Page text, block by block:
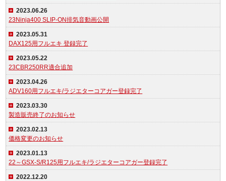
2023.06.26
23Ninja400 SLIP-ON排気音動画公開
2023.05.31
DAX125用フルエキ 登録完了
2023.05.22
23CBR250RR適合追加
2023.04.26
ADV160用フルエキ/ラジエターコアガー登録完了
2023.03.30
製造販売終了のお知らせ
2023.02.13
価格変更のお知らせ
2023.01.13
22～GSX-S/R125用フルエキ/ラジエターコアガー登録完了
2022.12.20